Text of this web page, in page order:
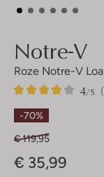
Notre-V
Roze Notre-V
4/5
6
4
Sterren
-70%
€ 119,95
€ 35,99